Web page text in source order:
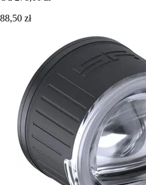
88,50 zł